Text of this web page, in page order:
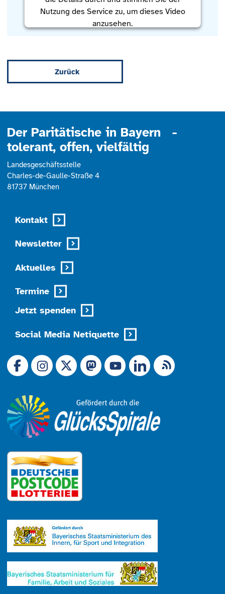
Nutzung des Service zu, um dieses Video
anzusehen.
Management Platform
Zurück
Der Paritätische in Bayern -
tolerant, offen, vielfältig
Landesgeschäftsstelle
Charles-de-Gaulle-Straße 4
81737 München
Kontakt
Newsletter
Aktuelles
Termine
Jetzt spenden
Social Media Netiquette
Link zu X (Ex-Twitter)
RSS-Feed